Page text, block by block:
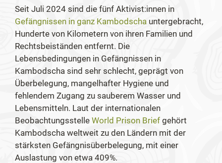
Seit Juli 2024 sind die fünf Aktivist:innen in
Gefängnissen in ganz Kambodscha untergebracht,
Hunderte von Kilometern von ihren Familien und
Rechtsbeiständen entfernt. Die
Lebensbedingungen in Gefängnissen in
Kambodscha sind sehr schlecht, geprägt von
Überbelegung, mangelhafter Hygiene und
fehlendem Zugang zu sauberem Wasser und
Lebensmitteln. Laut der internationalen
Beobachtungsstelle World Prison Brief gehört
Kambodscha weltweit zu den Ländern mit der
stärksten Gefängnisüberbelegung, mit einer
Auslastung von etwa 409%.